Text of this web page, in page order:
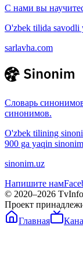
С нами вы
O'zbek tilida savodli
sarlavha.com
Словарь
синонимов.
O'zbek tilining
900 ga yaqin
sinonim.uz
Напишите нам
© 2020–2026
Проект
Главная